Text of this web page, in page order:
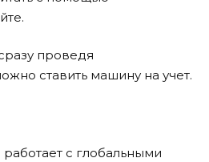
проведя
ставить машину на учет.
с глобальными